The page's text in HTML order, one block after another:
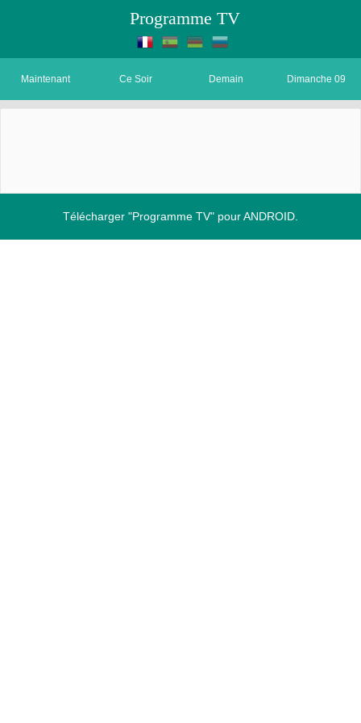
Programme TV
Maintenant Ce Soir Demain Dimanche 09
Télécharger "Programme TV" pour ANDROID.